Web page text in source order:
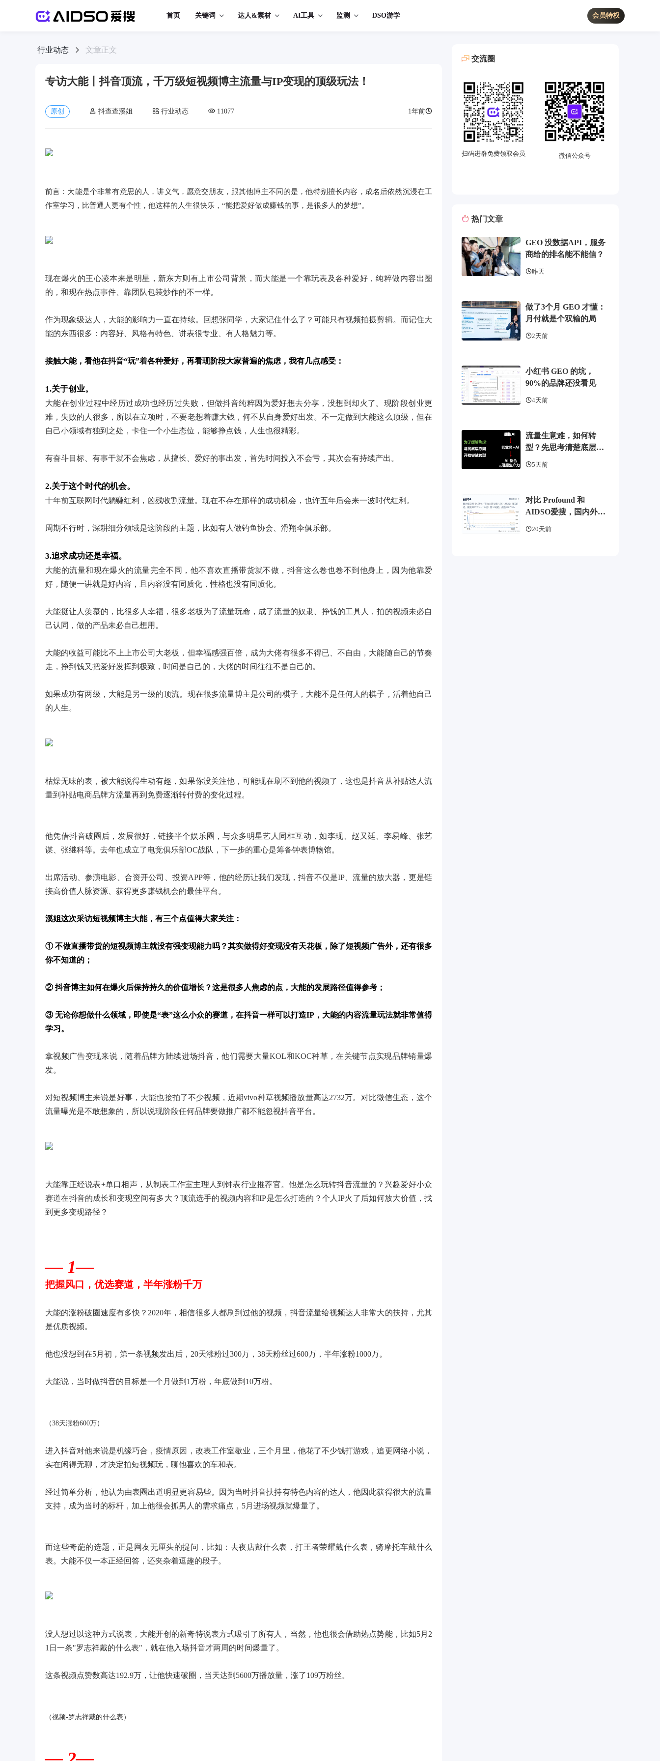
首页 关键词 达人&素材 AI工具 监测 DSO游学 会员特权
行业动态 文章正文
专访大能丨抖音顶流，千万级短视频博主流量与IP变现的顶级玩法！
原创 抖查查溪姐 行业动态 11077 1年前
前言：大能是个非常有意思的人，讲义气，愿意交朋友，跟其他博主不同的是，他特别擅长内容，成名后依然沉浸在工
作室学习，比普通人更有个性，他这样的人生很快乐，“能把爱好做成赚钱的事，是很多人的梦想”。
现在爆火的王心凌本来是明星，新东方则有上市公司背景，而大能是一个靠玩表及各种爱好，纯粹做内容出圈
的，和现在热点事件、靠团队包装炒作的不一样。
作为现象级达人，大能的影响力一直在持续。回想张同学，大家记住什么了？可能只有视频拍摄剪辑。而记住大
能的东西很多：内容好、风格有特色、讲表很专业、有人格魅力等。
接触大能，看他在抖音“玩”着各种爱好，再看现阶段大家普遍的焦虑，我有几点感受：
1.关于创业。
大能在创业过程中经历过成功也经历过失败，但做抖音纯粹因为爱好想去分享，没想到却火了。现阶段创业更
难，失败的人很多，所以在立项时，不要老想着赚大钱，何不从自身爱好出发。不一定做到大能这么顶级，但在
自己小领域有独到之处，卡住一个小生态位，能够挣点钱，人生也很精彩。
有奋斗目标、有事干就不会焦虑，从擅长、爱好的事出发，首先时间投入不会亏，其次会有持续产出。
2.关于这个时代的机会。
十年前互联网时代躺赚红利，凶残收割流量。现在不存在那样的成功机会，也许五年后会来一波时代红利。
周期不行时，深耕细分领域是这阶段的主题，比如有人做钓鱼协会、滑翔伞俱乐部。
3.追求成功还是幸福。
大能的流量和现在爆火的流量完全不同，他不喜欢直播带货就不做，抖音这么卷也卷不到他身上，因为他靠爱
好，随便一讲就是好内容，且内容没有同质化，性格也没有同质化。
大能挺让人羡慕的，比很多人幸福，很多老板为了流量玩命，成了流量的奴隶、挣钱的工具人，拍的视频未必自
己认同，做的产品未必自己想用。
大能的收益可能比不上上市公司大老板，但幸福感强百倍，成为大佬有很多不得已、不自由，大能随自己的节奏
走，挣到钱又把爱好发挥到极致，时间是自己的，大佬的时间往往不是自己的。
如果成功有两级，大能是另一级的顶流。现在很多流量博主是公司的棋子，大能不是任何人的棋子，活着他自己
的人生。
枯燥无味的表，被大能说得生动有趣，如果你没关注他，可能现在刷不到他的视频了，这也是抖音从补贴达人流
量到补贴电商品牌方流量再到免费逐渐转付费的变化过程。
他凭借抖音破圈后，发展很好，链接半个娱乐圈，与众多明星艺人同框互动，如李现、赵又廷、李易峰、张艺
谋、张继科等。去年也成立了电竞俱乐部OC战队，下一步的重心是筹备钟表博物馆。
出席活动、参演电影、合资开公司、投资APP等，他的经历让我们发现，抖音不仅是IP、流量的放大器，更是链
接高价值人脉资源、获得更多赚钱机会的最佳平台。
溪姐这次采访短视频博主大能，有三个点值得大家关注：
① 不做直播带货的短视频博主就没有强变现能力吗？其实做得好变现没有天花板，除了短视频广告外，还有很多
你不知道的；
② 抖音博主如何在爆火后保持持久的价值增长？这是很多人焦虑的点，大能的发展路径值得参考；
③ 无论你想做什么领域，即使是“表”这么小众的赛道，在抖音一样可以打造IP，大能的内容流量玩法就非常值得
学习。
拿视频广告变现来说，随着品牌方陆续进场抖音，他们需要大量KOL和KOC种草，在关键节点实现品牌销量爆
发。
对短视频博主来说是好事，大能也接拍了不少视频，近期vivo种草视频播放量高达2732万。对比微信生态，这个
流量曝光是不敢想象的，所以说现阶段任何品牌要做推广都不能忽视抖音平台。
大能靠正经说表+单口相声，从制表工作室主理人到钟表行业推荐官。他是怎么玩转抖音流量的？兴趣爱好小众
赛道在抖音的成长和变现空间有多大？顶流选手的视频内容和IP是怎么打造的？个人IP火了后如何放大价值，找
到更多变现路径？
— 1—
把握风口，优选赛道，半年涨粉千万
大能的涨粉破圈速度有多快？2020年，相信很多人都刷到过他的视频，抖音流量给视频达人非常大的扶持，尤其
是优质视频。
他也没想到在5月初，第一条视频发出后，20天涨粉过300万，38天粉丝过600万， 半年涨粉1000万。
大能说，当时做抖音的目标是一个月做到1万粉，年底做到10万粉。
（38天涨粉600万）
进入抖音对他来说是机缘巧合，疫情原因，改表工作室歇业，三个月里，他花了不少钱打游戏，追更网络小说，
实在闲得无聊，才决定拍短视频玩，聊他喜欢的车和表。
经过简单分析，他认为由表圈出道明显更容易些。因为当时抖音扶持有特色内容的达人，他因此获得很大的流量
支持，成为当时的标杆，加上他很会抓男人的需求痛点，5月进场视频就爆量了。
而这些奇葩的选题，正是网友无厘头的提问，比如：去夜店戴什么表，打王者荣耀戴什么表，骑摩托车戴什么
表。大能不仅一本正经回答，还夹杂着逗趣的段子。
没人想过以这种方式说表，大能开创的新奇特说表方式吸引了所有人，当然，他也很会借助热点势能，比如5月2
1日一条"罗志祥戴的什么表"，就在他入场抖音才两周的时间爆量了。
这条视频点赞数高达192.9万，让他快速破圈， 当天达到5600万播放量，涨了109万粉丝。
（视频-罗志祥戴的什么表）
交流圈
扫码进群免费领取会员 微信公众号
热门文章
GEO 没数据API，服务
商给的排名能不能信？
昨天
做了3个月 GEO 才懂：
月付就是个双输的局
2天前
小红书 GEO 的坑，
90%的品牌还没看见
4天前
流量生意难，如何转
型？先思考清楚底层逻
5天前
对比 Profound 和
AIDSO爱搜，国内外
20天前